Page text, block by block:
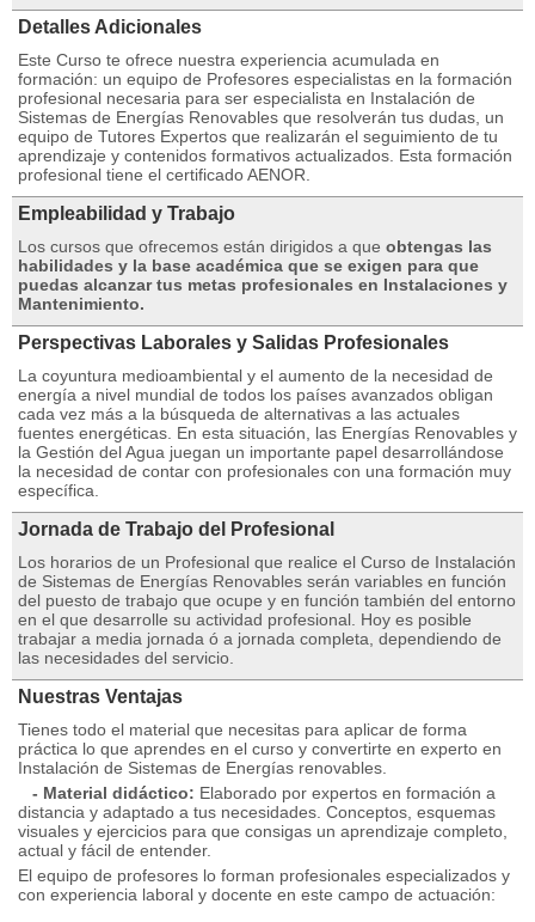
Detalles Adicionales
Este Curso te ofrece nuestra experiencia acumulada en
formación: un equipo de Profesores especialistas en la formación
profesional necesaria para ser especialista en Instalación de
Sistemas de Energías Renovables que resolverán tus dudas, un
equipo de Tutores Expertos que realizarán el seguimiento de tu
aprendizaje y contenidos formativos actualizados. Esta formación
profesional tiene el certificado AENOR.
Empleabilidad y Trabajo
Los cursos que ofrecemos están dirigidos a que obtengas las
habilidades y la base académica que se exigen para que
puedas alcanzar tus metas profesionales en Instalaciones y
Mantenimiento.
Perspectivas Laborales y Salidas Profesionales
La coyuntura medioambiental y el aumento de la necesidad de
energía a nivel mundial de todos los países avanzados obligan
cada vez más a la búsqueda de alternativas a las actuales
fuentes energéticas. En esta situación, las Energías Renovables y
la Gestión del Agua juegan un importante papel desarrollándose
la necesidad de contar con profesionales con una formación muy
específica.
Jornada de Trabajo del Profesional
Los horarios de un Profesional que realice el Curso de Instalación
de Sistemas de Energías Renovables serán variables en función
del puesto de trabajo que ocupe y en función también del entorno
en el que desarrolle su actividad profesional. Hoy es posible
trabajar a media jornada ó a jornada completa, dependiendo de
las necesidades del servicio.
Nuestras Ventajas
Tienes todo el material que necesitas para aplicar de forma
práctica lo que aprendes en el curso y convertirte en experto en
Instalación de Sistemas de Energías renovables.
- Material didáctico: Elaborado por expertos en formación a
distancia y adaptado a tus necesidades. Conceptos, esquemas
visuales y ejercicios para que consigas un aprendizaje completo,
actual y fácil de entender.
El equipo de profesores lo forman profesionales especializados y
con experiencia laboral y docente en este campo de actuación: